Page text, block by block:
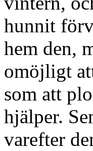
hunnit
hem den,
omöjligt
som att
hjälper.
varefter